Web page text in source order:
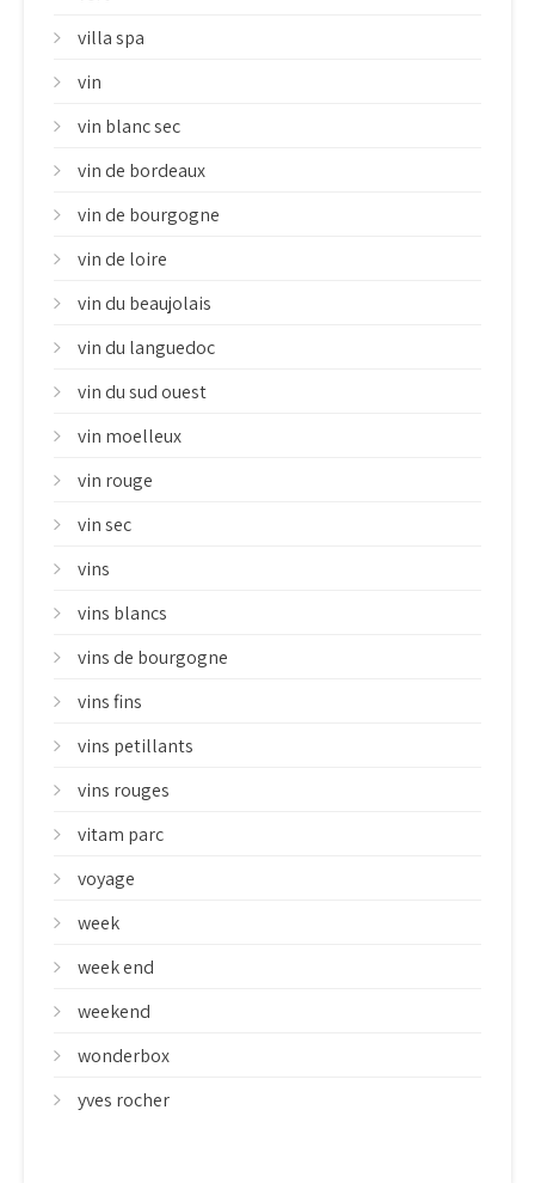
villa spa
vin
vin blanc sec
vin de bordeaux
vin de bourgogne
vin de loire
vin du beaujolais
vin du languedoc
vin du sud ouest
vin moelleux
vin rouge
vin sec
vins
vins blancs
vins de bourgogne
vins fins
vins petillants
vins rouges
vitam parc
voyage
week
week end
weekend
wonderbox
yves rocher